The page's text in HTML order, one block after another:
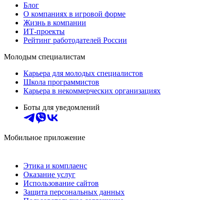
Блог
О компаниях в игровой форме
Жизнь в компании
ИТ-проекты
Рейтинг работодателей России
Молодым специалистам
Карьера для молодых специалистов
Школа программистов
Карьера в некоммерческих организациях
Боты для уведомлений
Мобильное приложение
Этика и комплаенс
Оказание услуг
Использование сайтов
Защита персональных данных